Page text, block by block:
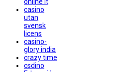
online it
casino
utan
svensk
licens
casino-
glory india
crazy time
csdino